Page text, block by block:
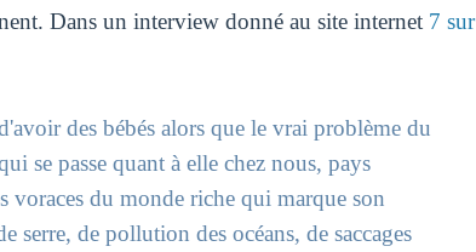
Dans un interview donné au site internet 7 sur
des bébés alors que le vrai problème du
se passe quant à elle chez nous, pays
voraces du monde riche qui marque son
serre, de pollution des océans, de saccages